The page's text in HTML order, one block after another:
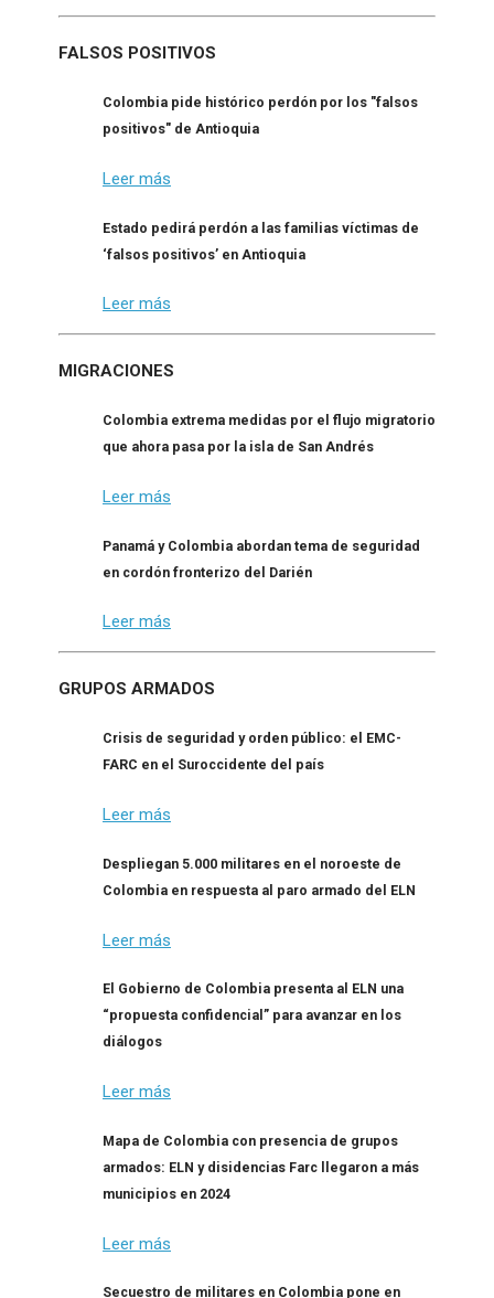
FALSOS POSITIVOS
Colombia pide histórico perdón por los "falsos
positivos" de Antioquia
Leer más
Estado pedirá perdón a las familias víctimas de
‘falsos positivos’ en Antioquia
Leer más
MIGRACIONES
Colombia extrema medidas por el flujo migratorio
que ahora pasa por la isla de San Andrés
Leer más
Panamá y Colombia abordan tema de seguridad
en cordón fronterizo del Darién
Leer más
GRUPOS ARMADOS
Crisis de seguridad y orden público: el EMC-
FARC en el Suroccidente del país
Leer más
Despliegan 5.000 militares en el noroeste de
Colombia en respuesta al paro armado del ELN
Leer más
El Gobierno de Colombia presenta al ELN una
“propuesta confidencial” para avanzar en los
diálogos
Leer más
Mapa de Colombia con presencia de grupos
armados: ELN y disidencias Farc llegaron a más
municipios en 2024
Leer más
Secuestro de militares en Colombia pone en